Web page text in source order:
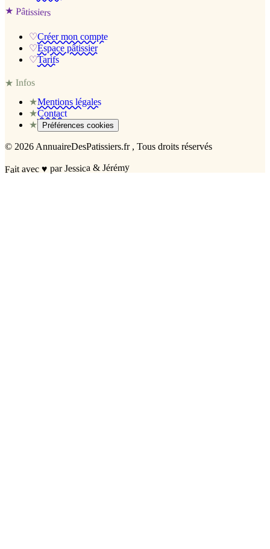
★ Pâtissiers
♡Créer mon compte
♡Espace pâtissier
♡Tarifs
★Infos
★Mentions légales
★Contact
★
Préférences cookies
© 2026 AnnuaireDesPatissiers.fr , Tous droits réservés
Fait avec♥ par Jessica & Jérémy